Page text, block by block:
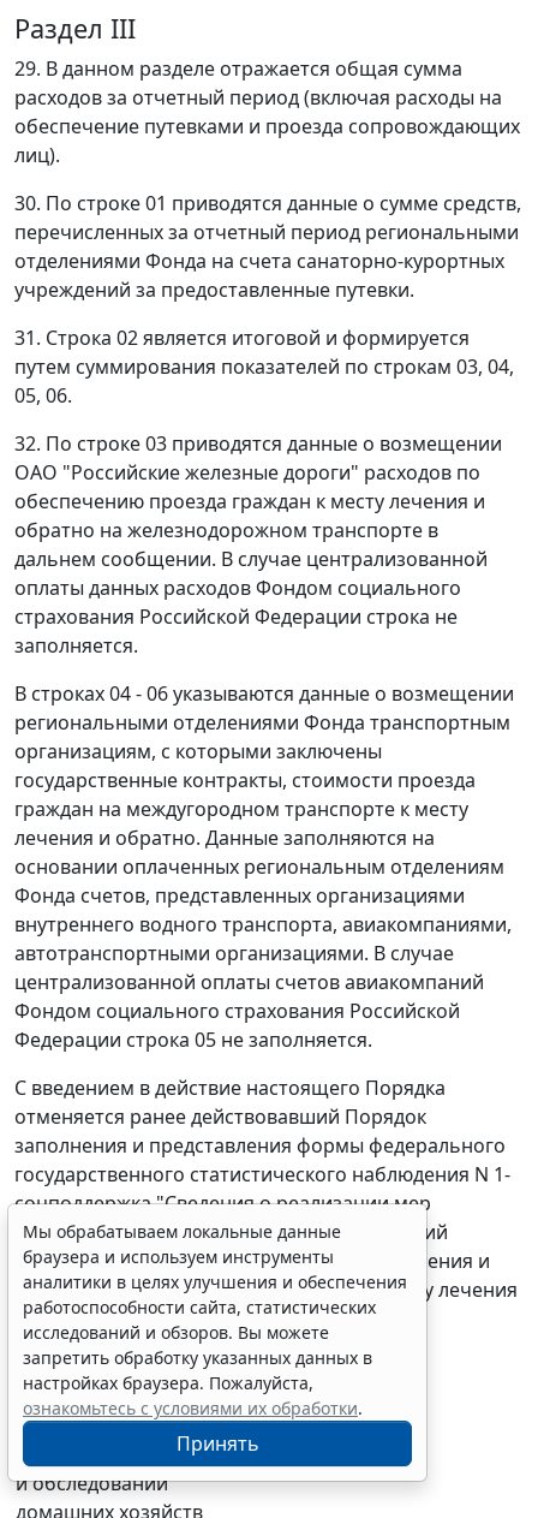
Раздел III
29. В данном разделе отражается общая сумма
расходов за отчетный период (включая расходы на
обеспечение путевками и проезда сопровождающих
лиц).
30. По строке 01 приводятся данные о сумме средств,
перечисленных за отчетный период региональными
отделениями Фонда на счета санаторно-курортных
учреждений за предоставленные путевки.
31. Строка 02 является итоговой и формируется
путем суммирования показателей по строкам 03, 04,
05, 06.
32. По строке 03 приводятся данные о возмещении
ОАО "Российские железные дороги" расходов по
обеспечению проезда граждан к месту лечения и
обратно на железнодорожном транспорте в
дальнем сообщении. В случае централизованной
оплаты данных расходов Фондом социального
страхования Российской Федерации строка не
заполняется.
В строках 04 - 06 указываются данные о возмещении
региональными отделениями Фонда транспортным
организациям, с которыми заключены
государственные контракты, стоимости проезда
граждан на междугородном транспорте к месту
лечения и обратно. Данные заполняются на
основании оплаченных региональным отделениям
Фонда счетов, представленных организациями
внутреннего водного транспорта, авиакомпаниями,
автотранспортными организациями. В случае
централизованной оплаты счетов авиакомпаний
Фондом социального страхования Российской
Федерации строка 05 не заполняется.
С введением в действие настоящего Порядка
отменяется ранее действовавший Порядок
заполнения и представления формы федерального
государственного статистического наблюдения N 1-
соцподдержка "Сведения о реализации мер
социальной поддержки отдельных категорий
граждан в части санаторно-курортного лечения и
бесплатного проезда на транспорте к месту лечения
и обратно по расходным обязательствам
Российской Федерации", утвержденный
постановлением Росстата от 19.10.05 N 72.
Управление статистики
уровня жизни
и обследований
домашних хозяйств
Мы обрабатываем локальные данные
браузера и используем инструменты
аналитики в целях улучшения и обеспечения
работоспособности сайта, статистических
исследований и обзоров. Вы можете
запретить обработку указанных данных в
настройках браузера. Пожалуйста,
ознакомьтесь с условиями их обработки.
Принять